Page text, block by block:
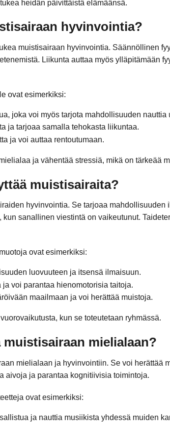
heidän päivittäistä elämäänsä.
hyvinvointia?
muistisairaan hyvinvointia. Säännöllinen
Liikunta auttaa myös ylläpitämään
ovat esimerkiksi:
joka voi myös tarjota mahdollisuuden nauttia
ja tarjoaa samalla tehokasta liikuntaa.
ja voi auttaa rentoutumaan.
ja vähentää stressiä, mikä on tärkeää
muistisairaita?
hyvinvointia. Se tarjoaa mahdollisuuden
sanallinen viestintä on vaikeutunut.
ovat esimerkiksi:
luovuuteen ja itsensä ilmaisuun.
voi parantaa hienomotorisia taitoja.
maailmaan ja voi herättää muistoja.
kun se toteutetaan ryhmässä.
mielialaan?
mielialaan ja hyvinvointiin. Se voi herättää
aivoja ja parantaa kognitiivisia toimintoja.
ovat esimerkiksi:
ja nauttia musiikista yhdessä muiden